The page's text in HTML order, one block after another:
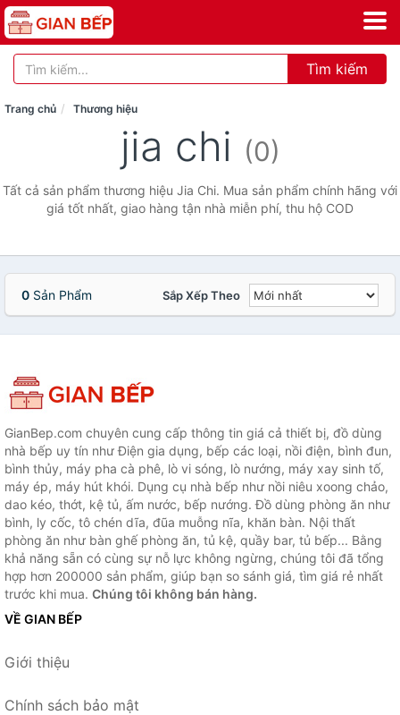
Tìm kiếm
Trang chủ Thương hiệu
jia chi (0)
Tất cả sản phẩm thương hiệu Jia Chi. Mua sản phẩm chính hãng với
giá tốt nhất, giao hàng tận nhà miễn phí, thu hộ COD
0 Sản Phẩm Sắp Xếp Theo
GianBep.com chuyên cung cấp thông tin giá cả thiết bị, đồ dùng
nhà bếp uy tín như Điện gia dụng, bếp các loại, nồi điện, bình đun,
bình thủy, máy pha cà phê, lò vi sóng, lò nướng, máy xay sinh tố,
máy ép, máy hút khói. Dụng cụ nhà bếp như nồi niêu xoong chảo,
dao kéo, thớt, kệ tủ, ấm nước, bếp nướng. Đồ dùng phòng ăn như
bình, ly cốc, tô chén dĩa, đũa muỗng nĩa, khăn bàn. Nội thất
phòng ăn như bàn ghế phòng ăn, tủ kệ, quầy bar, tủ bếp... Bằng
khả năng sẵn có cùng sự nỗ lực không ngừng, chúng tôi đã tổng
hợp hơn 200000 sản phẩm, giúp bạn so sánh giá, tìm giá rẻ nhất
trước khi mua. Chúng tôi không bán hàng.
VỀ GIAN BẾP
Giới thiệu
Chính sách bảo mật